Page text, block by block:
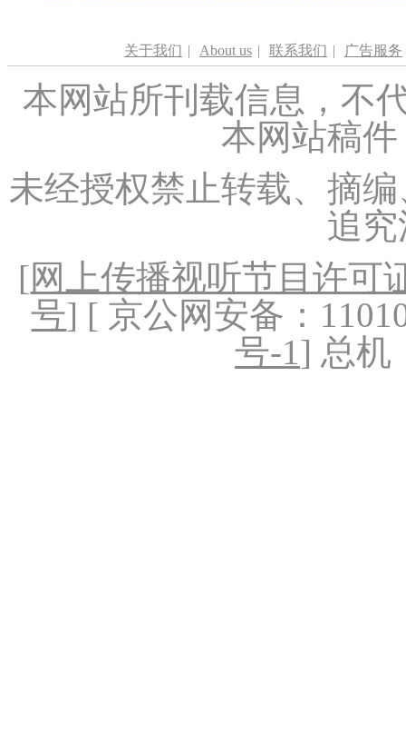
关于我们 | About us | 联系我们 | 广告服务
本网站所刊载信息，不
本网站稿
未经授权禁止转载、摘
追
[网上传播视听节目许可
号] [ 京公网安备：
号-1] 总机